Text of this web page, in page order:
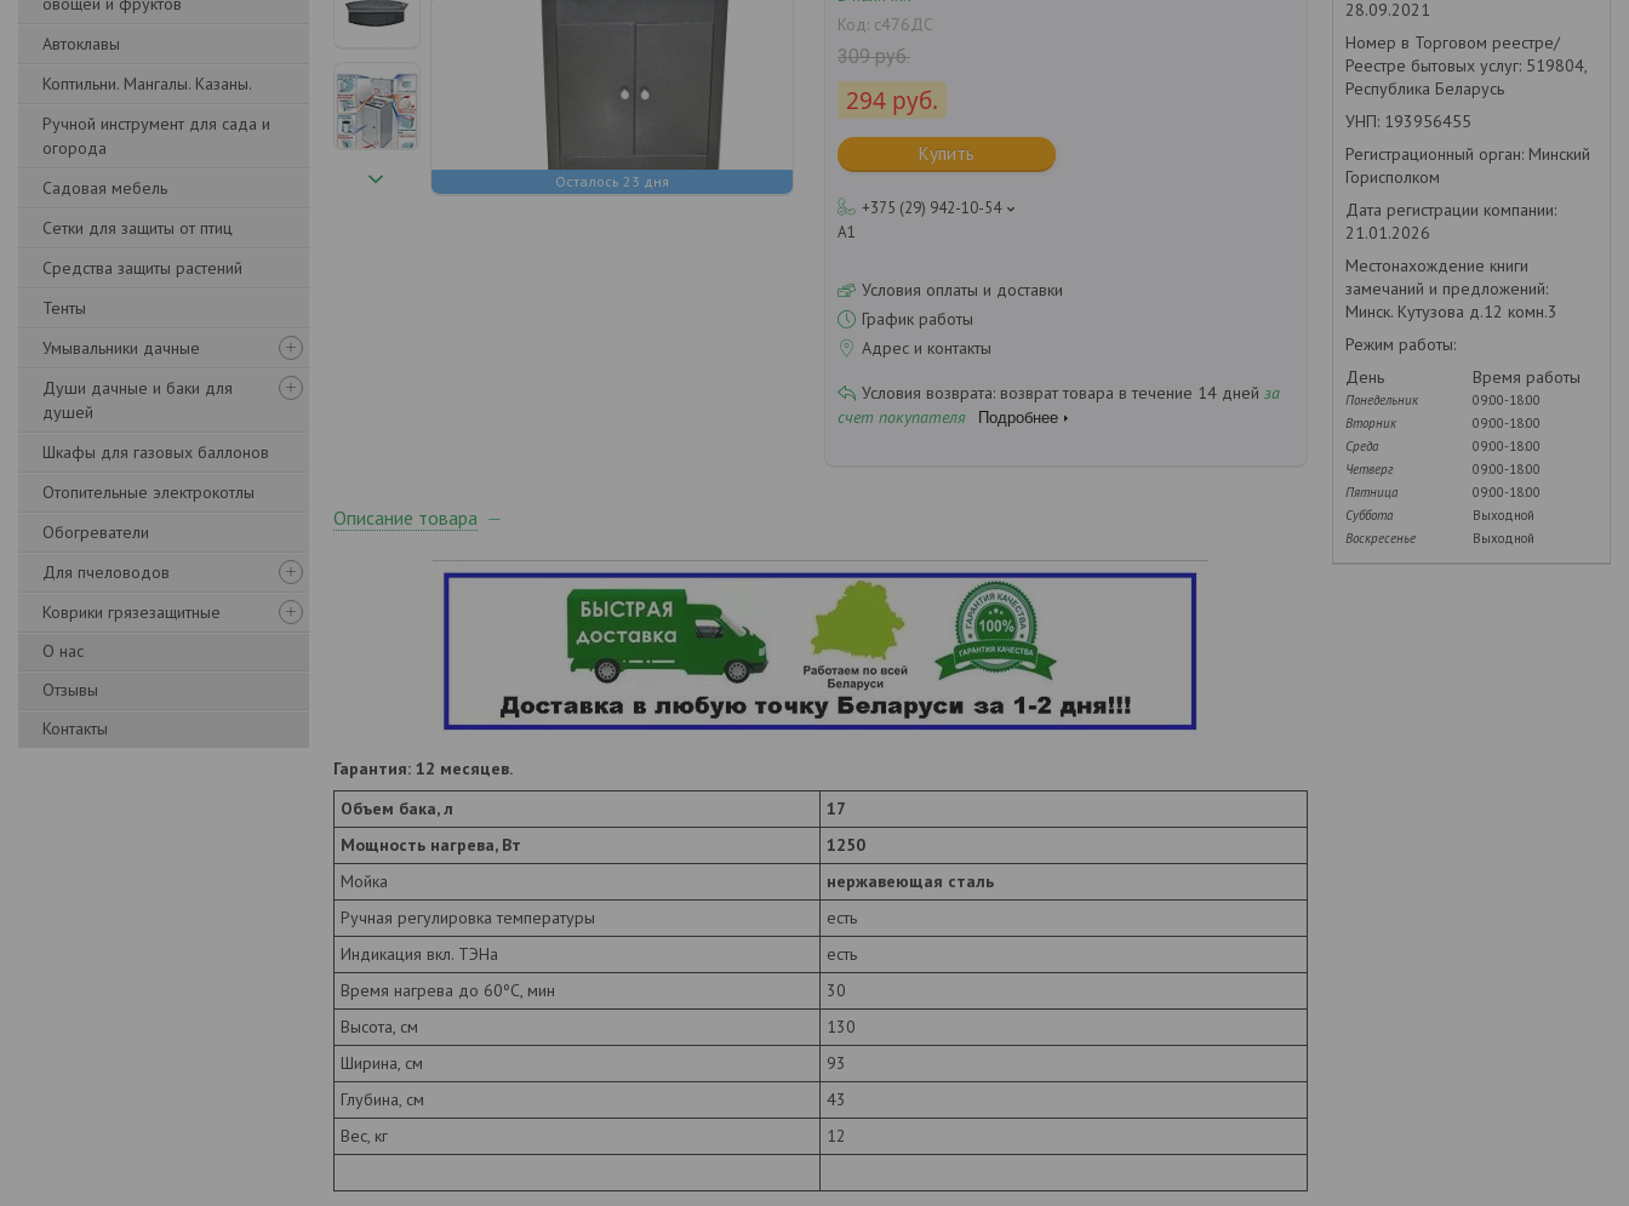
Автоклавы
Коптильни. Мангалы. Казаны.
Ручной инструмент для сада и
огорода
Садовая мебель
Сетки для защиты от птиц
Средства защиты растений
Тенты
Умывальники дачные
Души дачные и баки для
душей
Шкафы для газовых баллонов
Отопительные электрокотлы
Обогреватели
Для пчеловодов
Коврики грязезащитные
О нас
Отзывы
Контакты
Осталось 23 дня
Код: с476ДС
309руб.
294 руб.
Купить
+375 (29) 942-10-54
А1
Условия оплаты и доставки
График работы
Адрес и контакты
возврат товара в течение 14 дней за
счет покупателя
Подробнее
Описание товара
Гарантия: 12 месяцев.
Объем бака, л
17
Мощность нагрева, Вт
1250
Мойка
нержавеющая сталь
Ручная регулировка температуры
есть
Индикация вкл. ТЭНа
есть
Время нагрева до 60ºС, мин
30
Высота, см
130
Ширина, см
93
Глубина, см
43
Вес, кг
12
28.09.2021
Номер в Торговом реестре/
Реестре бытовых услуг: 519804,
Республика Беларусь
УНП: 193956455
Регистрационный орган: Минский
Горисполком
Дата регистрации компании:
21.01.2026
Местонахождение книги
замечаний и предложений:
Минск. Кутузова д.12 комн.3
Режим работы:
День
Время работы
Понедельник
09:00-18:00
Вторник
09:00-18:00
Среда
09:00-18:00
Четверг
09:00-18:00
Пятница
09:00-18:00
Суббота
Выходной
Воскресенье
Выходной